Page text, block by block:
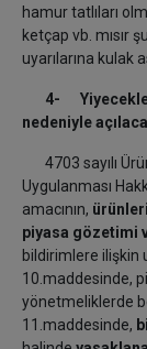
hamur tatlıları
ketçap vb. mısır
uyarılarına kulak
4-
nedeniyle
4703 sayılı
Uygulanması
amacının,
piyasa gözetimi
bildirimlere ilişkin
10.maddesinde,
yönetmeliklerde
11.maddesinde,